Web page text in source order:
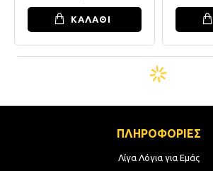
ΚΑΛΑΘΙ
ΠΛΗΡΟΦΟΡΙΕΣ
Λίγα Λόγια για Εμάς